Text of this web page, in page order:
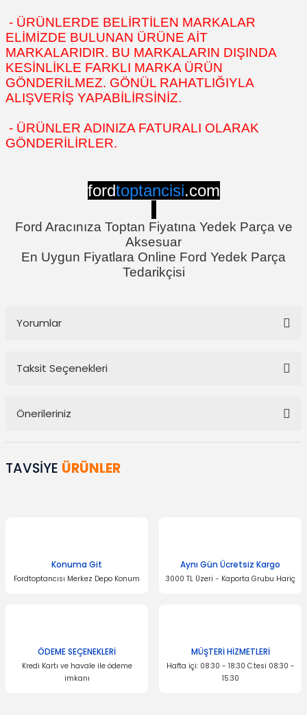
- ÜRÜNLERDE BELİRTİLEN MARKALAR
ELİMİZDE BULUNAN ÜRÜNE AİT
MARKALARIDIR. BU MARKALARIN DIŞINDA
KESİNLİKLE FARKLI MARKA ÜRÜN
GÖNDERİLMEZ. GÖNÜL RAHATLIĞIYLA
ALIŞVERİŞ YAPABİLİRSİNİZ.
- ÜRÜNLER ADINIZA FATURALI OLARAK
GÖNDERİLİRLER.
fordtoptancisi.com
Ford Aracınıza Toptan Fiyatına Yedek Parça ve
Aksesuar
En Uygun Fiyatlara Online Ford Yedek Parça
Tedarikçisi
Yorumlar
Taksit Seçenekleri
Önerileriniz
konularda yetersiz gördüğünüz noktaları öneri formunu kullanarak
tarafımıza iletebilirsiniz.
Ürün bilgilerinde hatalar bulunuyor.
Ürün fiyatı diğer sitelerden daha pahalı.
TAVSİYE ÜRÜNLER
Konuma Git
Fordtoptancısı Merkez Depo Konum
Aynı Gün Ücretsiz Kargo
3000 TL Üzeri - Kaporta Grubu Hariç
ÖDEME SEÇENEKLERİ
Kredi Kartı ve havale ile ödeme
imkanı
MÜŞTERİ HİZMETLERİ
Hafta içi: 08:30 - 18:30 C.tesi 08:30 -
15:30